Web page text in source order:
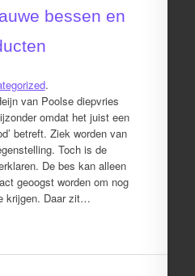
bessen en
.
van Poolse diepvries
omdat het juist een
betreft. Ziek worden van
Toch is de
De bes kan alleen
geoogst worden om nog
krijgen. Daar zit…